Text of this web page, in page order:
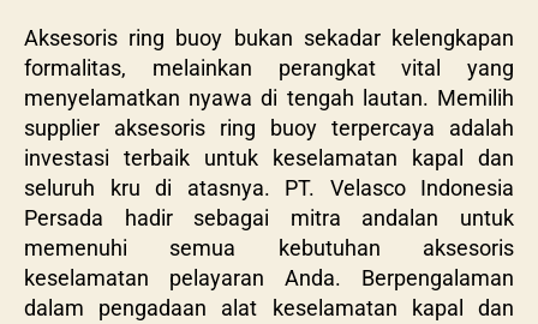
Aksesoris ring buoy bukan sekadar kelengkapan
formalitas, melainkan perangkat vital yang
menyelamatkan nyawa di tengah lautan. Memilih
supplier aksesoris ring buoy terpercaya adalah
investasi terbaik untuk keselamatan kapal dan
seluruh kru di atasnya. PT. Velasco Indonesia
Persada hadir sebagai mitra andalan untuk
memenuhi semua kebutuhan aksesoris
keselamatan pelayaran Anda. Berpengalaman
dalam pengadaan alat keselamatan kapal dan